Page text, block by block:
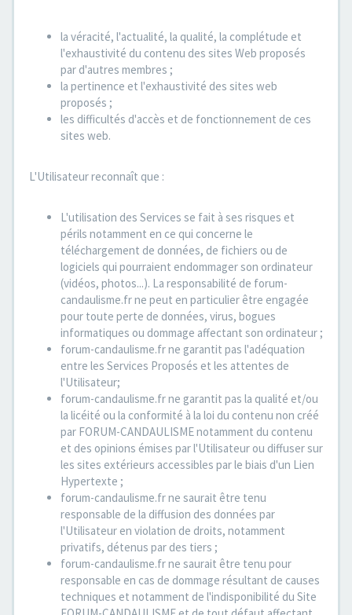
la véracité, l'actualité, la qualité, la complétude et
l'exhaustivité du contenu des sites Web proposés
par d'autres membres ;
la pertinence et l'exhaustivité des sites web
proposés ;
les difficultés d'accès et de fonctionnement de ces
sites web.
L'Utilisateur reconnaît que :
L'utilisation des Services se fait à ses risques et
périls notamment en ce qui concerne le
téléchargement de données, de fichiers ou de
logiciels qui pourraient endommager son ordinateur
(vidéos, photos...). La responsabilité de forum-
candaulisme.fr ne peut en particulier être engagée
pour toute perte de données, virus, bogues
informatiques ou dommage affectant son ordinateur ;
forum-candaulisme.fr ne garantit pas l'adéquation
entre les Services Proposés et les attentes de
l'Utilisateur;
forum-candaulisme.fr ne garantit pas la qualité et/ou
la licéité ou la conformité à la loi du contenu non créé
par FORUM-CANDAULISME notamment du contenu
et des opinions émises par l'Utilisateur ou diffuser sur
les sites extérieurs accessibles par le biais d'un Lien
Hypertexte ;
forum-candaulisme.fr ne saurait être tenu
responsable de la diffusion des données par
l'Utilisateur en violation de droits, notamment
privatifs, détenus par des tiers ;
forum-candaulisme.fr ne saurait être tenu pour
responsable en cas de dommage résultant de causes
techniques et notamment de l'indisponibilité du Site